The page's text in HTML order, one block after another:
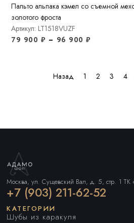
Пальто альпака кэмел со съемной
золотого фроста
Артикул: LT1518VUZF
79 900 ₽ – 96 900₽
Назад 1 2 3 4
Москва, ул. Сущевский Вал, д. 5, стр. 1 ТК
+7 (903) 211-62-52
КАТЕГОРИИ
Шубы из каракуля